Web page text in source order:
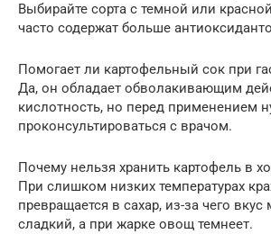
Выбирайте сорта с темной или
часто содержат больше
Помогает ли картофельный сок при
Да, он обладает обволакивающим
кислотность, но перед применением
проконсультироваться с врачом.
Почему нельзя хранить картофель в
При слишком низких температурах
превращается в сахар, из-за чего вкус
сладкий, а при жарке овощ темнеет.